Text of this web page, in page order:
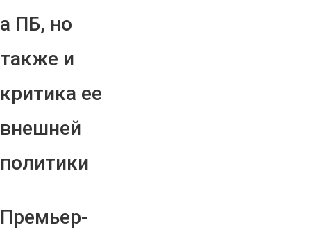
а ПБ, но
также и
критика ее
внешней
политики
Премьер-